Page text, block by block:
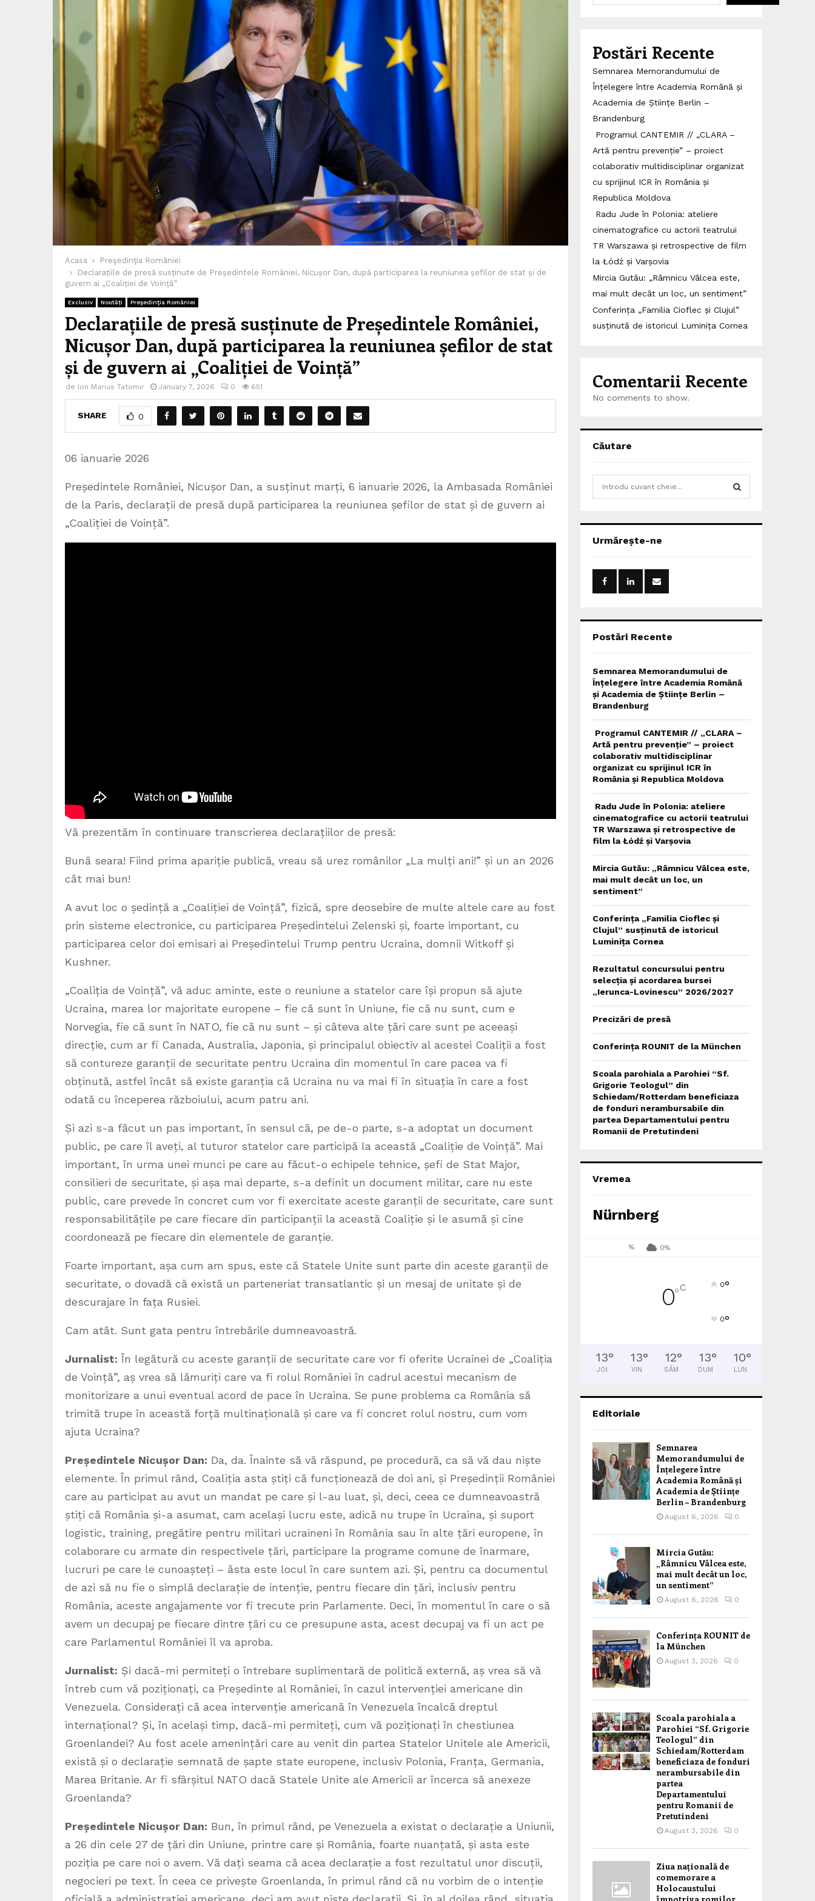
Acasa
Preşedinţia României
Declarațiile de presă susținute de Președintele României, Nicușor Dan, după participarea la reuniunea șefilor de stat și de
guvern ai „Coaliției de Voință”
Exclusiv Noutăți Preşedinţia României
Declarațiile de presă susținute de Președintele României,
Nicușor Dan, după participarea la reuniunea șefilor de stat
și de guvern ai „Coaliției de Voință”
de Ion Marius Tatomir January 7, 2026 0 651
SHARE 0
06 ianuarie 2026
Președintele României, Nicușor Dan, a susținut marți, 6 ianuarie 2026, la Ambasada României
de la Paris, declarații de presă după participarea la reuniunea șefilor de stat și de guvern ai
„Coaliției de Voință”.
Vă prezentăm în continuare transcrierea declarațiilor de presă:
Bună seara! Fiind prima apariție publică, vreau să urez românilor „La mulți ani!” și un an 2026
cât mai bun!
A avut loc o ședință a „Coaliției de Voință”, fizică, spre deosebire de multe altele care au fost
prin sisteme electronice, cu participarea Președintelui Zelenski și, foarte important, cu
participarea celor doi emisari ai Președintelui Trump pentru Ucraina, domnii Witkoff și
Kushner.
„Coaliția de Voință”, vă aduc aminte, este o reuniune a statelor care își propun să ajute
Ucraina, marea lor majoritate europene – fie că sunt în Uniune, fie că nu sunt, cum e
Norvegia, fie că sunt în NATO, fie că nu sunt – și câteva alte țări care sunt pe aceeași
direcție, cum ar fi Canada, Australia, Japonia, și principalul obiectiv al acestei Coaliții a fost
să contureze garanții de securitate pentru Ucraina din momentul în care pacea va fi
obținută, astfel încât să existe garanția că Ucraina nu va mai fi în situația în care a fost
odată cu începerea războiului, acum patru ani.
Și azi s-a făcut un pas important, în sensul că, pe de-o parte, s-a adoptat un document
public, pe care îl aveți, al tuturor statelor care participă la această „Coaliție de Voință”. Mai
important, în urma unei munci pe care au făcut-o echipele tehnice, șefi de Stat Major,
consilieri de securitate, și așa mai departe, s-a definit un document militar, care nu este
public, care prevede în concret cum vor fi exercitate aceste garanții de securitate, care sunt
responsabilitățile pe care fiecare din participanții la această Coaliție și le asumă și cine
coordonează pe fiecare din elementele de garanție.
Foarte important, așa cum am spus, este că Statele Unite sunt parte din aceste garanții de
securitate, o dovadă că există un parteneriat transatlantic și un mesaj de unitate și de
descurajare în fața Rusiei.
Cam atât. Sunt gata pentru întrebările dumneavoastră.
Jurnalist: În legătură cu aceste garanții de securitate care vor fi oferite Ucrainei de „Coaliția
de Voință”, aș vrea să lămuriți care va fi rolul României în cadrul acestui mecanism de
monitorizare a unui eventual acord de pace în Ucraina. Se pune problema ca România să
trimită trupe în această forță multinațională și care va fi concret rolul nostru, cum vom
ajuta Ucraina?
Președintele Nicușor Dan: Da, da. Înainte să vă răspund, pe procedură, ca să vă dau niște
elemente. În primul rând, Coaliția asta știți că funcționează de doi ani, și Președinții României
care au participat au avut un mandat pe care și l-au luat, și, deci, ceea ce dumneavoastră
știți că România și-a asumat, cam același lucru este, adică nu trupe în Ucraina, și suport
logistic, training, pregătire pentru militari ucraineni în România sau în alte țări europene, în
colaborare cu armate din respectivele țări, participare la programe comune de înarmare,
lucruri pe care le cunoașteți – ăsta este locul în care suntem azi. Și, pentru ca documentul
de azi să nu fie o simplă declarație de intenție, pentru fiecare din țări, inclusiv pentru
România, aceste angajamente vor fi trecute prin Parlamente. Deci, în momentul în care o să
avem un decupaj pe fiecare dintre țări cu ce presupune asta, acest decupaj va fi un act pe
care Parlamentul României îl va aproba.
Jurnalist: Și dacă-mi permiteți o întrebare suplimentară de politică externă, aș vrea să vă
întreb cum vă poziționați, ca Președinte al României, în cazul intervenției americane din
Venezuela. Considerați că acea intervenție americană în Venezuela încalcă dreptul
internațional? Și, în același timp, dacă-mi permiteți, cum vă poziționați în chestiunea
Groenlandei? Au fost acele amenințări care au venit din partea Statelor Unitele ale Americii,
există și o declarație semnată de șapte state europene, inclusiv Polonia, Franța, Germania,
Marea Britanie. Ar fi sfârșitul NATO dacă Statele Unite ale Americii ar încerca să anexeze
Groenlanda?
Președintele Nicușor Dan: Bun, în primul rând, pe Venezuela a existat o declarație a Uniunii,
a 26 din cele 27 de țări din Uniune, printre care și România, foarte nuanțată, și asta este
poziția pe care noi o avem. Vă dați seama că acea declarație a fost rezultatul unor discuții,
negocieri pe text. În ceea ce privește Groenlanda, în primul rând că nu vorbim de o intenție
Postări Recente
Semnarea Memorandumului de
Înțelegere între Academia Română și
Academia de Științe Berlin –
Brandenburg
Programul CANTEMIR // „CLARA –
Artă pentru prevenție” – proiect
colaborativ multidisciplinar organizat
cu sprijinul ICR în România și
Republica Moldova
Radu Jude în Polonia: ateliere
cinematografice cu actorii teatrului
TR Warszawa și retrospective de film
la Łódź și Varșovia
Mircia Gutău: „Râmnicu Vâlcea este,
mai mult decât un loc, un sentiment”
Conferința „Familia Cioflec și Clujul”
susținută de istoricul Luminița Cornea
Comentarii Recente
No comments to show.
Căutare
h
o
:
Urmărește-ne
Postări Recente
Semnarea Memorandumului de
Înțelegere între Academia Română
și Academia de Științe Berlin –
Brandenburg
Programul CANTEMIR // „CLARA –
Artă pentru prevenție” – proiect
colaborativ multidisciplinar
organizat cu sprijinul ICR în
România și Republica Moldova
Radu Jude în Polonia: ateliere
cinematografice cu actorii teatrului
TR Warszawa și retrospective de
film la Łódź și Varșovia
Mircia Gutău: „Râmnicu Vâlcea este,
mai mult decât un loc, un
sentiment”
Conferința „Familia Cioflec și
Clujul” susținută de istoricul
Luminița Cornea
Rezultatul concursului pentru
selecția și acordarea bursei
„Ierunca-Lovinescu” 2026/2027
Precizări de presă
Conferința ROUNIT de la München
Scoala parohiala a Parohiei “Sf.
Grigorie Teologul” din
Schiedam/Rotterdam beneficiaza
de fonduri nerambursabile din
partea Departamentului pentru
Romanii de Pretutindeni
Vremea
Nürnberg
% 0%
0°C 0°
0°
13°
JOI
13°
VIN
12°
SÂM
13°
DUM
10°
LUN
Editoriale
Semnarea
Memorandumului de
Înțelegere între
Academia Română și
Academia de Științe
Berlin – Brandenburg
August 6, 2026 0
Mircia Gutău:
„Râmnicu Vâlcea este,
mai mult decât un loc,
un sentiment”
August 6, 2026 0
Conferința ROUNIT de
la München
August 3, 2026 0
Scoala parohiala a
Parohiei “Sf. Grigorie
Teologul” din
Schiedam/Rotterdam
beneficiaza de fonduri
nerambursabile din
partea
Departamentului
pentru Romanii de
Pretutindeni
August 3, 2026 0
Ziua națională de
comemorare a
Holocaustului